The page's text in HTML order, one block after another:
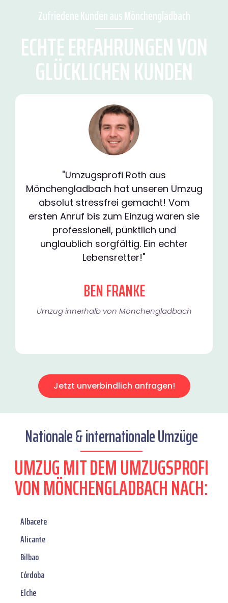
Zufriedene Kunden aus Mönchengladbach
ECHTE ERFAHRUNGEN VON
GLÜCKLICHEN KUNDEN
"Umzugsprofi Roth aus
Mönchengladbach hat unseren Umzug
absolut stressfrei gemacht! Vom
ersten Anruf bis zum Einzug waren sie
professionell, pünktlich und
unglaublich sorgfältig. Ein echter
Lebensretter!"
BEN FRANKE
Umzug innerhalb von Mönchengladbach​
Jetzt unverbindlich anfragen!
Nationale & internationale Umzüge
UMZUG MIT DEM UMZUGSPROFI
VON MÖNCHENGLADBACH NACH:
Albacete
Alicante
Bilbao
Córdoba
Elche